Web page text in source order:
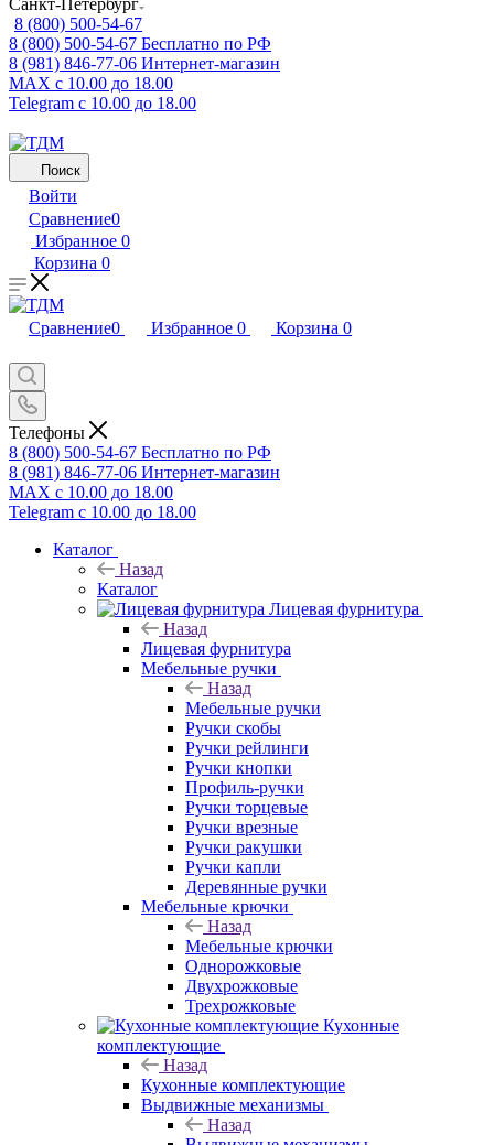
Санкт-Петербург
8 (800) 500-54-67
8 (800) 500-54-67 Бесплатно по РФ
8 (981) 846-77-06 Интернет-магазин
MAX с 10.00 до 18.00
Telegram с 10.00 до 18.00
Поиск
Войти
Сравнение0
Избранное 0
Корзина 0
Сравнение0 Избранное 0 Корзина 0
Телефоны
8 (800) 500-54-67 Бесплатно по РФ
8 (981) 846-77-06 Интернет-магазин
MAX с 10.00 до 18.00
Telegram с 10.00 до 18.00
Каталог
Назад
Каталог
Лицевая фурнитура
Назад
Лицевая фурнитура
Мебельные ручки
Назад
Мебельные ручки
Ручки скобы
Ручки рейлинги
Ручки кнопки
Профиль-ручки
Ручки торцевые
Ручки врезные
Ручки ракушки
Ручки капли
Деревянные ручки
Мебельные крючки
Назад
Мебельные крючки
Однорожковые
Двухрожковые
Трехрожковые
Кухонные
комплектующие
Назад
Кухонные комплектующие
Выдвижные механизмы
Назад